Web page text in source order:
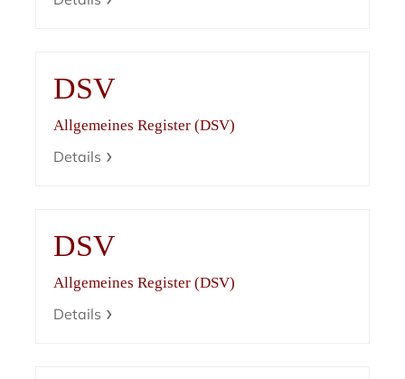
DSV
Allgemeines Register (DSV)
Details
DSV
Allgemeines Register (DSV)
Details